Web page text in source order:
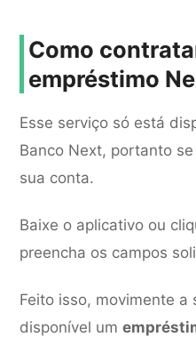
Como
empréstimo
Esse serviço só está
Banco Next, portanto
sua conta.
Baixe o aplicativo ou
preencha os campos
Feito isso, movimente a
disponível um